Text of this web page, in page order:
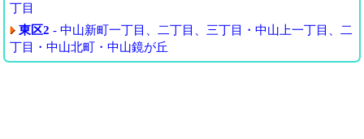
丁目
東区2 - 中山新町一丁目、二丁目、三丁目・中山上一丁目、二
丁目・中山北町・中山鏡が丘